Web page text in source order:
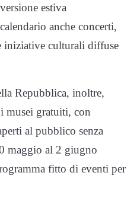
estiva
anche concerti,
iniziative culturali diffuse
Repubblica, inoltre,
musei gratuiti, con
al pubblico senza
maggio al 2 giugno
fitto di eventi per